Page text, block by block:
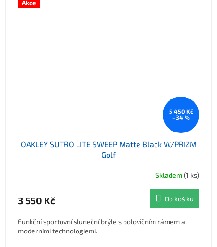
Akce
5 450 Kč
–34 %
OAKLEY SUTRO LITE SWEEP Matte Black W/PRIZM
Golf
Skladem(1 ks)
3 550 Kč Do košíku
Funkční sportovní sluneční brýle s polovičním rámem a
moderními technologiemi.